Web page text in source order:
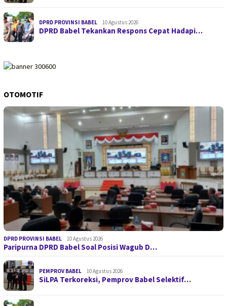
DPRD PROVINSI BABEL 10 Agustus 2026
DPRD Babel Tekankan Respons Cepat Hadapi…
OTOMOTIF
DPRD PROVINSI BABEL 10 Agustus 2026
Paripurna DPRD Babel Soal Posisi Wagub D…
PEMPROV BABEL 10 Agustus 2026
SiLPA Terkoreksi, Pemprov Babel Selektif…